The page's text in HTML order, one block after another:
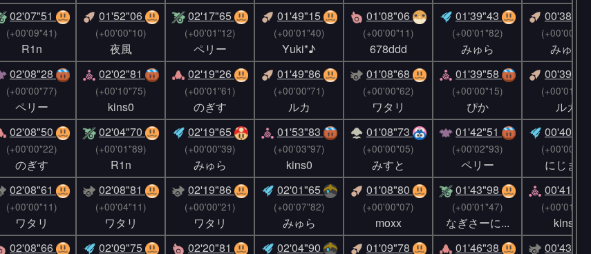
02'07"51
(+00'09"41)
R1n
01'52"06
(+00'00"10)
夜風
02'17"65
(+00'01"12)
ペリー
01'49"15
(+00'01"40)
Υuki*♪
01'08"06
(+00'00"11)
678ddd
01'39"43
(+00'01"82)
みゅら
00'38"23
みゅら
02'08"28
(+00'00"77)
ペリー
02'02"81
(+00'10"75)
kins0
02'19"26
(+00'01"61)
のぎす
01'49"86
(+00'00"71)
ルカ
01'08"68
(+00'00"62)
ワタリ
01'39"58
(+00'00"15)
ぴか
00'39"96
ルカ
02'08"50
(+00'00"22)
のぎす
02'04"70
(+00'01"89)
R1n
02'19"65
(+00'00"39)
みゅら
01'53"83
(+00'03"97)
kins0
01'08"73
(+00'00"05)
みすと
01'42"51
(+00'02"93)
ペリー
00'40"85
にじます
02'08"61
(+00'00"11)
ワタリ
02'08"81
(+00'04"11)
ワタリ
02'19"86
(+00'00"21)
ワタリ
02'01"65
(+00'07"82)
みゅら
01'08"80
(+00'00"07)
moxx
01'43"98
(+00'01"47)
なぎさーに...
00'41"98
kins0
02'08"66 02'09"75 02'20"81 02'04"90 01'09"78 01'46"38 00'43"43